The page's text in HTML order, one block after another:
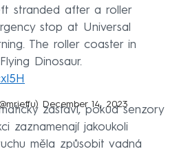
stranded after a roller
stop at Universal
The roller coaster in
Dinosaur.
December 14, 2023
zastaví, pokud senzory
zaznamenají jakoukoli
měla způsobit vadná